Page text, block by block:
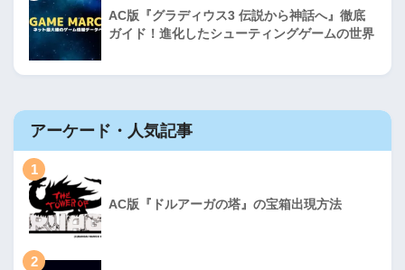
AC版『グラディウス3 伝説から神話へ』徹底
ガイド！進化したシューティングゲームの世界
アーケード・人気記事
1
AC版『ドルアーガの塔』の宝箱出現方法
2